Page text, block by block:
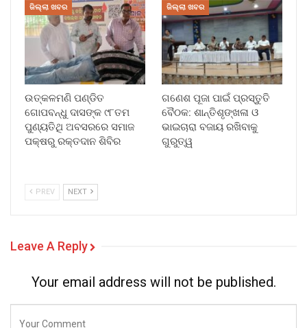
ଜିଲ୍ଲା ଖବର
ଉତ୍କଳମଣି ପଣ୍ଡିତ
ଗୋପବନ୍ଧୁ ଦାସଙ୍କ ୯୮ତମ
ପୁଣ୍ୟତିଥି ଅବସରରେ ସମାଜ
ପକ୍ଷରୁ ରକ୍ତଦାନ ଶିବିର
ଜିଲ୍ଲା ଖବର
ଗଣେଶ ପୂଜା ପାଇଁ ପ୍ରସ୍ତୁତି
ବୈଠକ: ଶାନ୍ତିଶୃଙ୍ଖଳା ଓ
ଭାଇଚାରା ବଜାୟ ରଖିବାକୁ
ଗୁରୁତ୍ୱ
PREV NEXT
Leave A Reply
Your email address will not be published.